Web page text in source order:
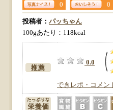
0 0
投稿者： パッちゃん
100gあたり：118kcal
0.0
できレポ・コメン